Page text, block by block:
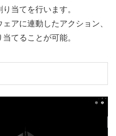
当てを行います。
アに連動したアクション、
てることが可能。